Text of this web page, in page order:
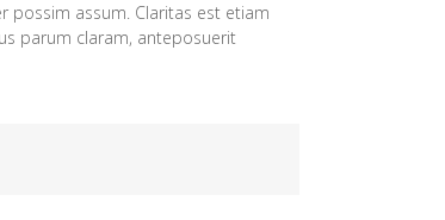
possim assum. Claritas est etiam
parum claram, anteposuerit